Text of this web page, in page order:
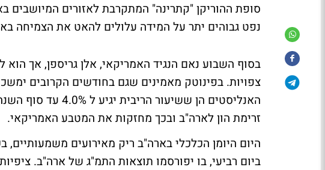
סופת ההוריקן "קתרינה" המתקרבת לאזורים
נפט גבוהים יתר על המידה עלולים להאט את הצמיחה
בסוף השבוע נאם הנגיד האמריקאי, אלן גריספן, אך
צפויות. בפינוטק מאמינים שגם בחודשים הקרובים
זרימת הון לארה"ב ובכך מחזקות את המטבע האמריקאי.
היום היומן הכלכלי בארה"ב ריק מאירועים